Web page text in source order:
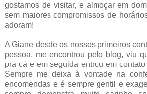
gostamos de visitar, e almoçar em
sem maiores compromissos de
adoram!
A Giane desde os nossos primeiros
pessoa, me encontrou pelo blog, viu
pra cá e em seguida entrou em
Sempre me deixa à vontade na
encomendas e é sempre gentil e